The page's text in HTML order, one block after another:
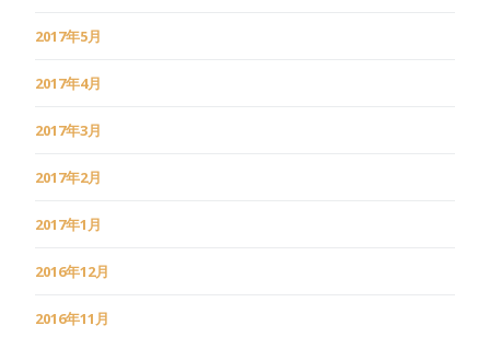
2017年5月
2017年4月
2017年3月
2017年2月
2017年1月
2016年12月
2016年11月